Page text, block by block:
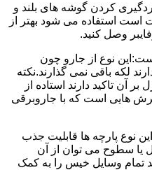
کردن گوشه های بلند و
استفاده می شود بهتر از
وصل کنید.
نوع از جارو چون
لکه باقی نمی گذارند.نکته
تاکید دارند استاده از
هایی است که با جاروبرقی
نوع پارچه ها قابلیت جذب
یا سطوح می توان از آن
تمام وسایل خیس را به کمک